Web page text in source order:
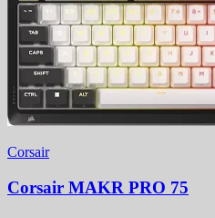
Corsair
Corsair MAKR PRO 75